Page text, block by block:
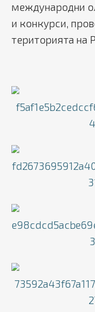
международни
и конкурси,
територията на